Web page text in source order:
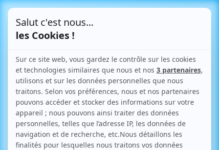
Le Blog
Articles parlant de "Sursis à statuer"